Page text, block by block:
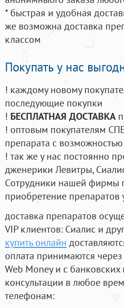
* быстрая и удобная
же возможна доставка
классом
Покупать у нас
! каждому новому
последующие покупки
! БЕСПЛАТНАЯ ДОСТАВКА
! оптовым покупателям
препарата с
! так же у нас постоянно
дженерики Левитры,
Cотрудники нашей фирмы
приобретение
доставка препаратов
VIP клиентов: Сиалис и
купить онлайн
оплата принимаются
Web Money и с
консультации в любое
телефонам: